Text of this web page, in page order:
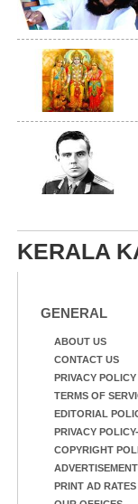
KERALA
GENERAL
ABOUT US
CONTACT US
PRIVACY POLICY
TERMS OF
EDITORIAL
PRIVACY
COPYRIGHT
PRINT AD RATES